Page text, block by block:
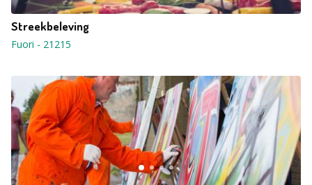
Streekbeleving
Fuori - 21215